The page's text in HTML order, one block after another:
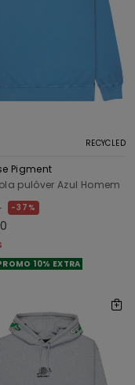
RECYCLED
Pigment
pulôver Azul Homem
37%
10% EXTRA